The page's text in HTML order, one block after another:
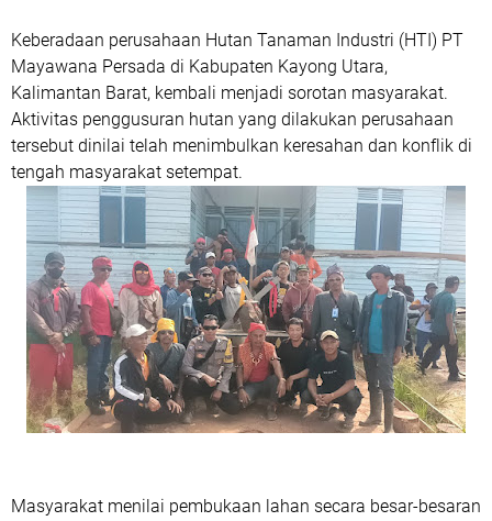
Keberadaan perusahaan Hutan Tanaman Industri (HTI) PT
Mayawana Persada di Kabupaten Kayong Utara,
Kalimantan Barat, kembali menjadi sorotan masyarakat.
Aktivitas penggusuran hutan yang dilakukan perusahaan
tersebut dinilai telah menimbulkan keresahan dan konflik di
tengah masyarakat setempat.
Masyarakat menilai pembukaan lahan secara besar-besaran